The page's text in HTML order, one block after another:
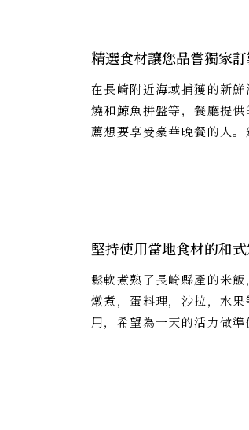
精選食材讓您品嘗獨家
在長崎附近海域捕獲的新
燒和鯨魚拼盤等，餐廳提
薦想要享受豪華晚餐的人。
堅持使用當地食材的和
鬆軟煮熟了長崎縣產的米
燉煮，蛋料理，沙拉，水
用，希望為一天的活力做準